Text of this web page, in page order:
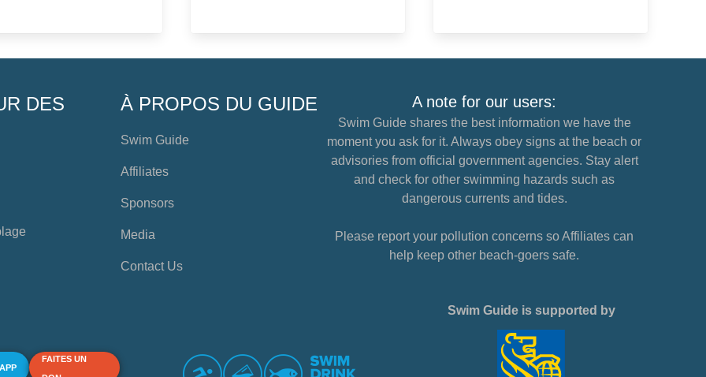
DES À PROPOS DU GUIDE
Swim Guide
Affiliates
Sponsors
Media
Contact Us
A note for our users:
Swim Guide shares the best information we have the
moment you ask for it. Always obey signs at the beach or
advisories from official government agencies. Stay alert
and check for other swimming hazards such as
dangerous currents and tides.
Please report your pollution concerns so Affiliates can
help keep other beach-goers safe.
FAITES UN
Swim Guide is supported by